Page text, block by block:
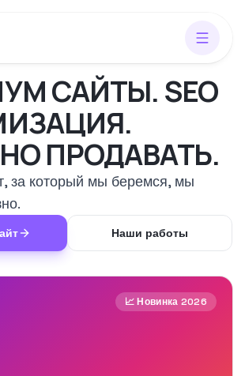
САЙТЫ. SEO
ПРОДАВАТЬ.
за который мы беремся, мы
Наши работы
📈 Новинка 2026